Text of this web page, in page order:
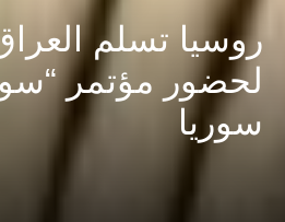
روسيا تسلم
لحضور مؤتمر
سوريا